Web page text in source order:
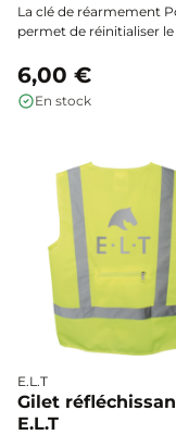
La clé de réarmement
permet de réinitialiser
airbag après activation,
remise en service rapide
sécurisée.
6,00 €
En stock
E.L.T
Gilet
E.L.T